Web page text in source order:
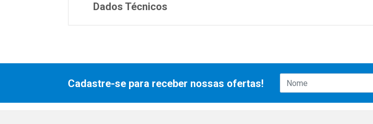
Dados Técnicos
Cadastre-se para receber nossas ofertas!